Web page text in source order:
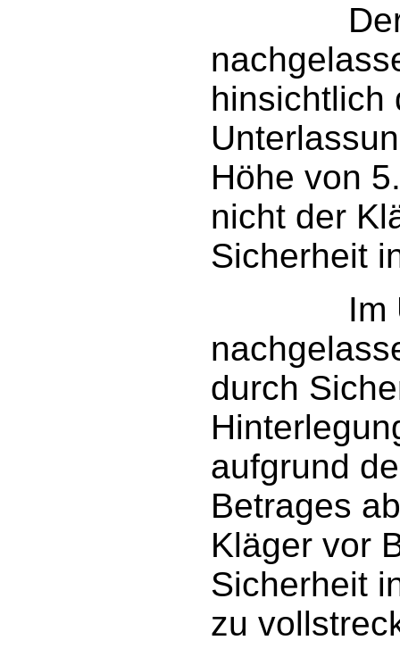
Der
hinsichtlich
Höhe von
nicht der
Sicherheit
Im
durch
aufgrund
Betrages
Kläger vor
Sicherheit
zu